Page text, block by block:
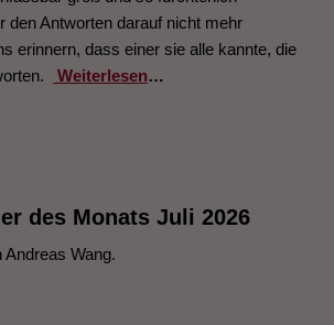
den Antworten darauf nicht mehr
erinnern, dass einer sie alle kannte, die
Weiterlesen…
des Monats Juli 2026
Wang.